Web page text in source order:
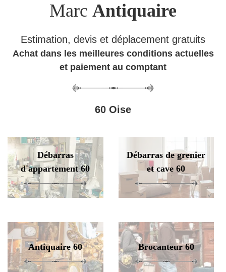
Marc Antiquaire
Estimation, devis et déplacement gratuits
Achat dans les meilleures conditions actuelles
et paiement au comptant
60 Oise
Débarras
d'appartement 60
Débarras de grenier
et cave 60
Antiquaire 60 Brocanteur 60